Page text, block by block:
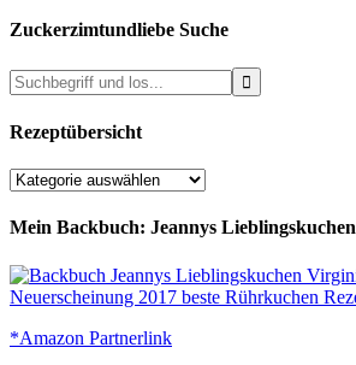
Zuckerzimtundliebe Suche
Rezeptübersicht
Rezeptübersicht
Mein Backbuch: Jeannys Lieblingskuchen
*Amazon Partnerlink